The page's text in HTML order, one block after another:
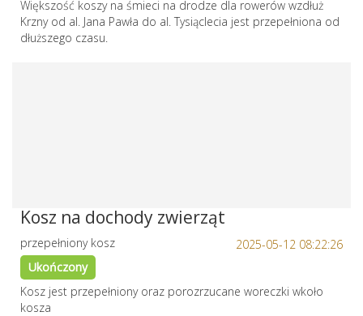
Większość koszy na śmieci na drodze dla rowerów wzdłuż
Krzny od al. Jana Pawła do al. Tysiąclecia jest przepełniona od
dłuższego czasu.
Kosz na dochody zwierząt
2025-05-12 08:22:26
przepełniony kosz
Ukończony
Kosz jest przepełniony oraz porozrzucane woreczki wkoło
kosza